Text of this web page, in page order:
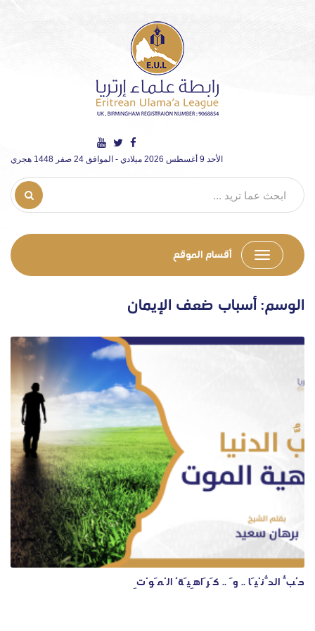
الأحد 9 أغسطس 2026 ميلادي - الموافق 24 صفر 1448 هجري
أقسام الموقع
الوسم:أسباب ضعف الإيمان
حُبُّ الدُّنْيَا .. وَ .. كَرَاهِيَةُ الْمَوْتِ